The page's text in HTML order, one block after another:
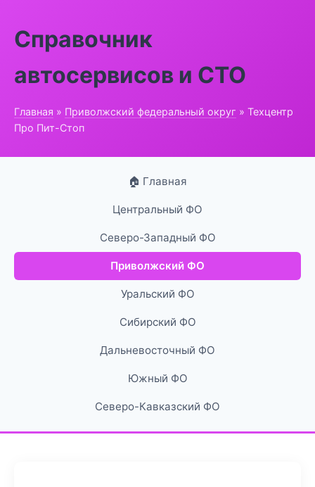
Справочник
автосервисов и СТО
Главная » Приволжский федеральный округ » Техцентр
Про Пит-Стоп
🏠 Главная
Центральный ФО
Северо-Западный ФО
Приволжский ФО
Уральский ФО
Сибирский ФО
Дальневосточный ФО
Южный ФО
Северо-Кавказский ФО